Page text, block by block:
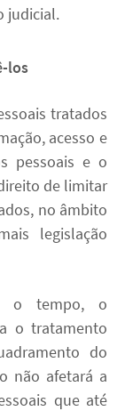
judicial.
los
tratados
acesso e
pessoais e o
de limitar
no âmbito
legislação
o tempo, o
o tratamento
do
não afetará a
que até